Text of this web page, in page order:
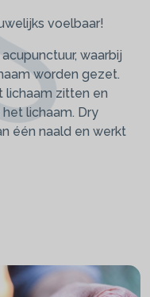
voelbaar!
waarbij
worden gezet.
lichaam zitten en
lichaam. Dry
één naald en werkt